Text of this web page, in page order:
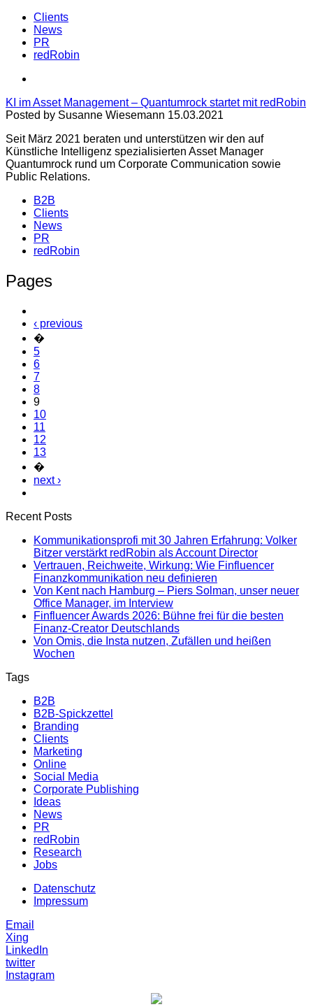
Clients
News
PR
redRobin
KI im Asset Management – Quantumrock startet mit redRobin
Posted by Susanne Wiesemann 15.03.2021
Seit März 2021 beraten und unterstützen wir den auf
Künstliche Intelligenz spezialisierten Asset Manager
Quantumrock rund um Corporate Communication sowie
Public Relations.
B2B
Clients
News
PR
redRobin
Pages
‹ previous
�
5
6
7
8
9
10
11
12
13
�
next ›
Recent Posts
Kommunikationsprofi mit 30 Jahren Erfahrung: Volker
Bitzer verstärkt redRobin als Account Director
Vertrauen, Reichweite, Wirkung: Wie Finfluencer
Finanzkommunikation neu definieren
Von Kent nach Hamburg – Piers Solman, unser neuer
Office Manager, im Interview
Finfluencer Awards 2026: Bühne frei für die besten
Finanz-Creator Deutschlands
Von Omis, die Insta nutzen, Zufällen und heißen
Wochen
Tags
B2B
B2B-Spickzettel
Branding
Clients
Marketing
Online
Social Media
Corporate Publishing
Ideas
News
PR
redRobin
Research
Jobs
Datenschutz
Impressum
Email
Xing
LinkedIn
twitter
Instagram